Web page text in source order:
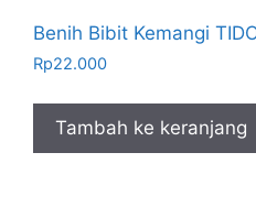
Benih Bibit Kemangi
Rp22.000
Tambah ke keranjang